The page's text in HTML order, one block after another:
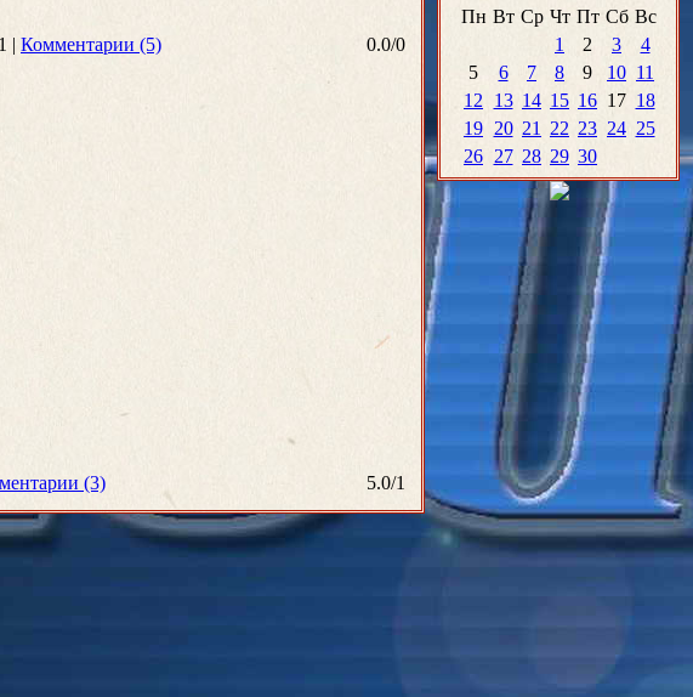
0.0/0
| Комментарии (5)
5.0/1
(3)
Пн Вт Ср Чт Пт Сб Вс
1
2 3
4
5
6 7 8 9 10 11
12
13 14 15 16 17 18
19 20 21 22 23 24 25
26 27 28 29 30